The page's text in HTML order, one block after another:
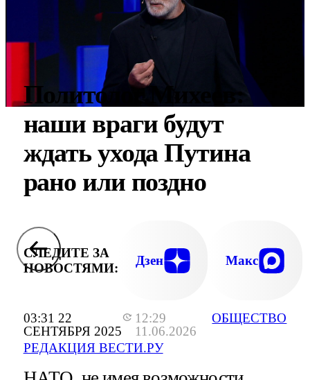
03:31 22
СЕНТЯБРЯ 2025
12:29
11.06.2026
РЕДАКЦИЯ ВЕСТИ.РУ
ОБЩЕСТВО
Политолог Михеев:
наши враги будут
ждать ухода Путина
рано или поздно
СЛЕДИТЕ ЗА
НОВОСТЯМИ:
Дзен Макс